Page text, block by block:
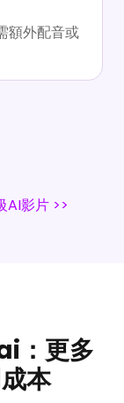
額外配音或
AI影片 >>
：更多
本